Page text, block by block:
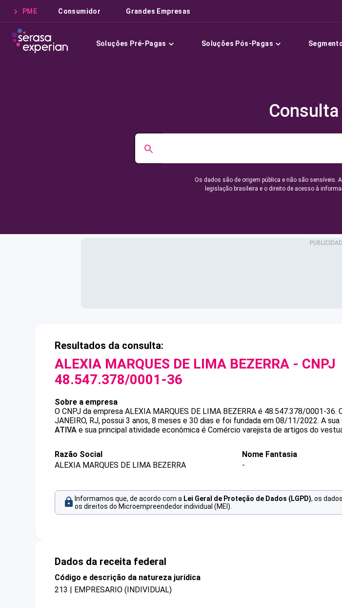
PME Consumidor Grandes Empresas
Soluções Pré-Pagas Soluções Pós-Pagas
Consulta
Os dados são de origem pública e não são sensíveis.
legislação brasileira e o direito de acesso à
Resultados da consulta:
ALEXIA MARQUES DE LIMA BEZERRA - CNPJ
48.547.378/0001-36
Sobre a empresa
O CNPJ da empresa ALEXIA MARQUES DE LIMA BEZERRA é 48.547.378/0001-36.
JANEIRO, RJ, possui 3 anos, 8 meses e 30 dias e foi fundada em 08/11/2022. A
ATIVA e sua principal atividade econômica é Comércio varejista de artigos do
Razão Social
ALEXIA MARQUES DE LIMA BEZERRA
Nome Fantasia
-
Informamos que, de acordo com a Lei Geral de Proteção de Dados (LGPD), os
os direitos do Microempreendedor individual (MEI).
Dados da receita federal
Código e descrição da natureza jurídica
213 | EMPRESARIO (INDIVIDUAL)